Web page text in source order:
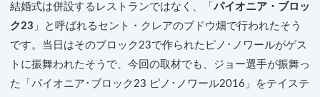
結婚式は併設するレストランではなく、「 パイオニア・ブロッ
ク23 」と呼ばれるセント・クレアのブドウ畑で行われたそう
です。当日はそのブロック23で作られたピノ･ノワールがゲス
トに振舞われたそうで、今回の取材でも、ジョー選手が振舞っ
た「パイオニア･ブロック23 ピノ･ノワール2016」をテイステ